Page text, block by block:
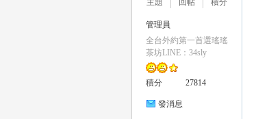
主題
回帖
積分
管理員
全台外約第一首選瑤瑤
茶坊LINE：34sly
積分 27814
發消息